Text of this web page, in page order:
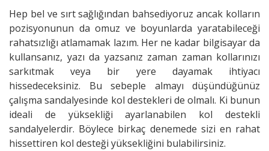
Hep bel ve sırt sağlığından bahsediyoruz ancak kolların
pozisyonunun da omuz ve boyunlarda yaratabileceği
rahatsızlığı atlamamak lazım. Her ne kadar bilgisayar da
kullansanız, yazı da yazsanız zaman zaman kollarınızı
sarkıtmak veya bir yere dayamak ihtiyacı
hissedeceksiniz. Bu sebeple almayı düşündüğünüz
çalışma sandalyesinde kol destekleri de olmalı. Ki bunun
ideali de yüksekliği ayarlanabilen kol destekli
sandalyelerdir. Böylece birkaç denemede sizi en rahat
hissettiren kol desteği yüksekliğini bulabilirsiniz.